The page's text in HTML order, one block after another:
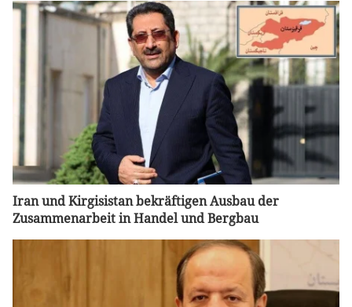
Iran und Kirgisistan bekräftigen Ausbau der
Zusammenarbeit in Handel und Bergbau